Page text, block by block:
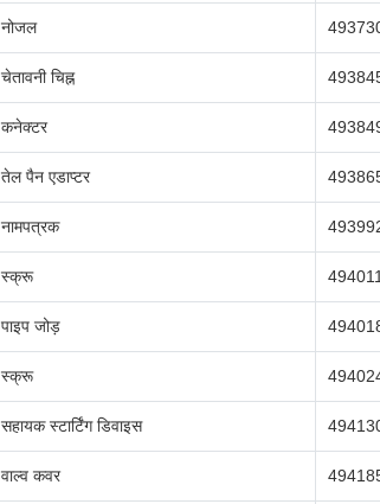
नोजल
चेतावनी चिह्न
कनेक्टर
तेल पैन एडाप्टर
नामपत्रक
स्क्रू
पाइप जोड़
स्क्रू
सहायक स्टार्टिंग डिवाइस
वाल्व कवर